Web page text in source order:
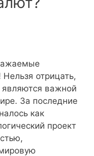
отрицать,
являются важной
За последние
как
проект